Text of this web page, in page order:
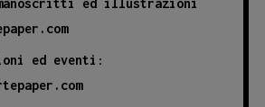
ed eventi :